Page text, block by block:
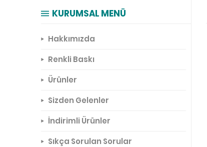
KURUMSAL MENÜ
Hakkımızda
Renkli Baskı
Ürünler
Sizden Gelenler
İndirimli Ürünler
Sıkça Sorulan Sorular